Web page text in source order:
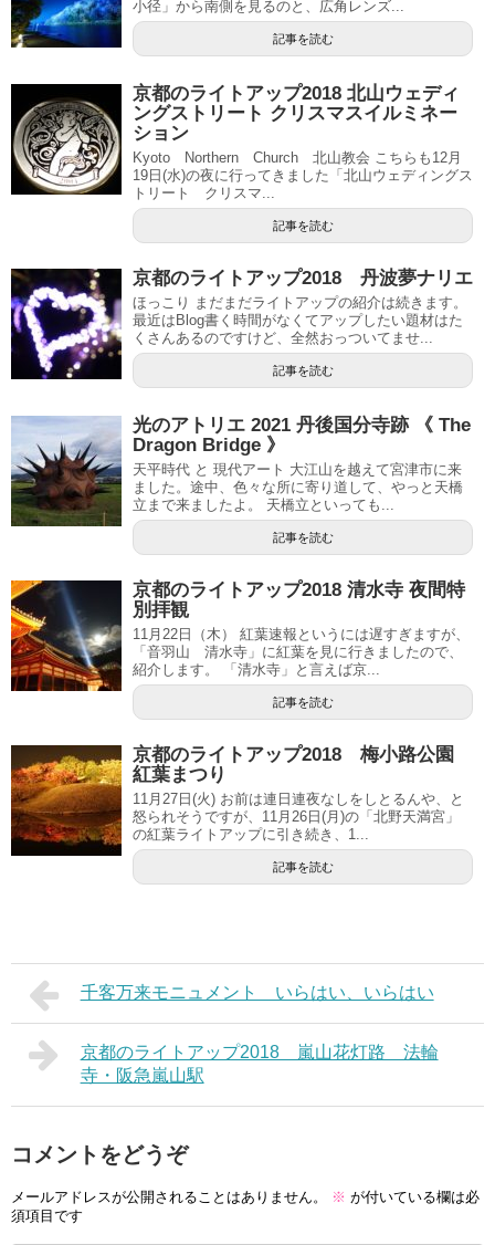
小径」から南側を見るのと、広角レンズ...
記事を読む
京都のライトアップ2018 北山ウェディ
ングストリート クリスマスイルミネー
ション
Kyoto Northern Church 北山教会 こちらも12月
19日(水)の夜に行ってきました「北山ウェディングス
トリート クリスマ...
記事を読む
京都のライトアップ2018 丹波夢ナリエ
ほっこり まだまだライトアップの紹介は続きます。
最近はBlog書く時間がなくてアップしたい題材はた
くさんあるのですけど、全然おっついてませ...
記事を読む
光のアトリエ 2021 丹後国分寺跡 《 The
Dragon Bridge 》
天平時代 と 現代アート 大江山を越えて宮津市に来
ました。途中、色々な所に寄り道して、やっと天橋
立まで来ましたよ。 天橋立といっても...
記事を読む
京都のライトアップ2018 清水寺 夜間特
別拝観
11月22日（木） 紅葉速報というには遅すぎますが、
「音羽山 清水寺」に紅葉を見に行きましたので、
紹介します。 「清水寺」と言えば京...
記事を読む
京都のライトアップ2018 梅小路公園
紅葉まつり
11月27日(火) お前は連日連夜なしをしとるんや、と
怒られそうですが、11月26日(月)の「北野天満宮」
の紅葉ライトアップに引き続き、1...
記事を読む
千客万来モニュメント いらはい、いらはい
京都のライトアップ2018 嵐山花灯路 法輪
寺・阪急嵐山駅
コメントをどうぞ
メールアドレスが公開されることはありません。 ※ が付いている欄は必
須項目です